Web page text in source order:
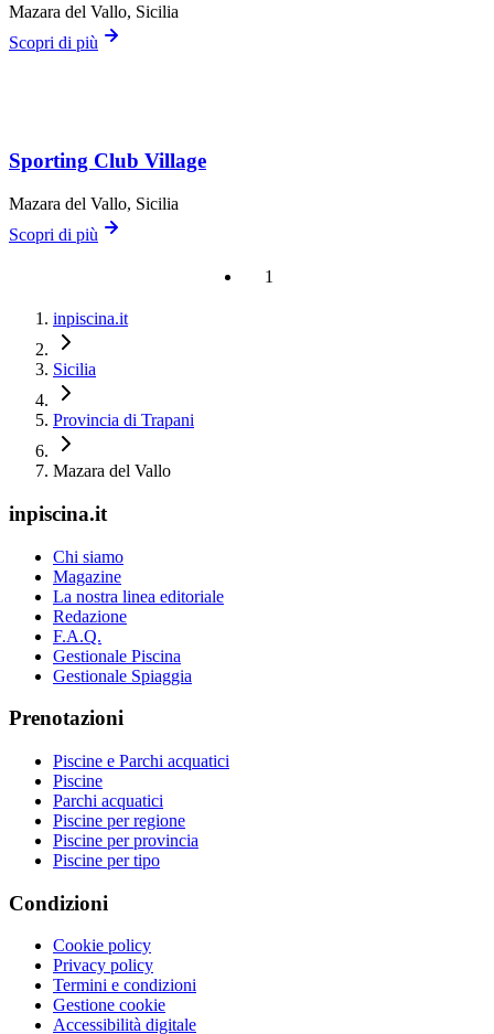
Mazara del Vallo, Sicilia
Scopri di più
Sporting Club Village
Mazara del Vallo, Sicilia
Scopri di più
1
inpiscina.it
Sicilia
Provincia di Trapani
Mazara del Vallo
inpiscina.it
Chi siamo
Magazine
La nostra linea editoriale
Redazione
F.A.Q.
Gestionale Piscina
Gestionale Spiaggia
Prenotazioni
Piscine e Parchi acquatici
Piscine
Parchi acquatici
Piscine per regione
Piscine per provincia
Piscine per tipo
Condizioni
Cookie policy
Privacy policy
Termini e condizioni
Gestione cookie
Accessibilità digitale